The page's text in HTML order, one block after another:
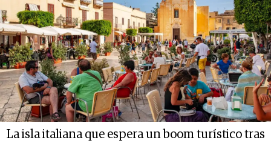
La isla italiana que espera un boom turístico tras